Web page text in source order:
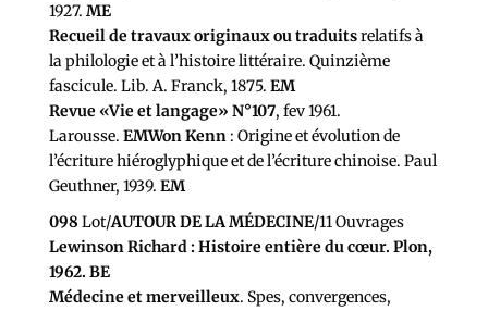
1927. ME
Recueil de travaux originaux ou traduitsrelatifs à
la philologie et à l’histoire littéraire. Quinzième
fascicule. Lib. A. Franck, 1875. EM
Revue «Vie et langage» N°107, fev 1961.
Larousse. EMWon Kenn: Origine et évolution de
l’écriture hiéroglyphique et de l’écriture chinoise. Paul
Geuthner, 1939. EM
098 Lot/AUTOUR DE LA MÉDECINE/11 Ouvrages
Lewinson Richard : Histoire entière du cœur. Plon,
1962. BE
Médecine et merveilleux. Spes, convergences,